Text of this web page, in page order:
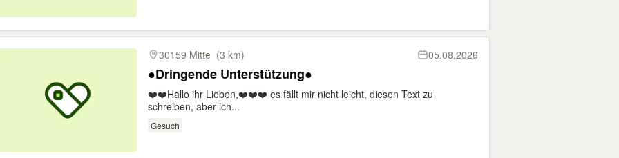
30159 Mitte (3 km) 05.08.2026
●Dringende Unterstützung●
❤️‍❤️‍Hallo ihr Lieben,❤️‍❤️‍❤️‍ es fällt mir nicht leicht, diesen Text zu
schreiben, aber ich...
Gesuch